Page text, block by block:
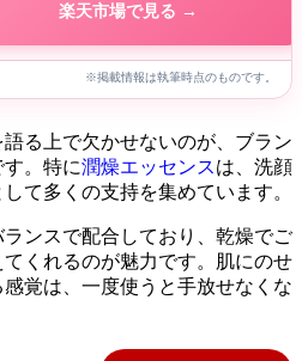
楽天市場で見る →
※掲載情報は執筆時点のものです。
る上で欠かせないのが、ブラン
。特に潤燥エッセンスは、洗顔
て多くの支持を集めています。
ンスで配合しており、乾燥でご
くれるのが魅力です。肌にのせ
覚は、一度使うと手放せなくな